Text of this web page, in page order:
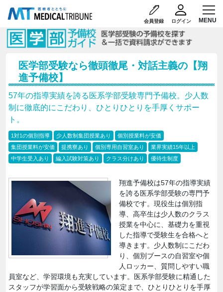
会員登録 ログイン
医学部受験なら徹頭徹尾・対話主義の【翔
進予備校】
57年の指導実績を誇る医系学部受験専門予備校。少人数
制に徹底的にこだわり、ひとりひとりを手厚くサポー
ト。
1対1の個別指導 少人数制集団授業あり
個別授業料が安価
集団授業料が安価
提携寮あり 個別専用自習室あり
業界実績15年以上
中学生受入あり
編入試験対策あり クラス分けあり 優待生制度
翔進予備校は57年の指導実績
を誇る医系学部受験の専門予
備校です。現役生は個別指
導、高卒生は少人数のクラス
授業を中心に、基礎力を重視
した指導で受験生を合格へと
導きます。少人数制にこだわ
り、個別ブースの自習室や個
人ロッカー、質問しやすい職
員室など、学習環境も充実しています。医系学部受験に精通した
スタッフが学習面から受験戦略の策定まで、ひとりひとりを手厚